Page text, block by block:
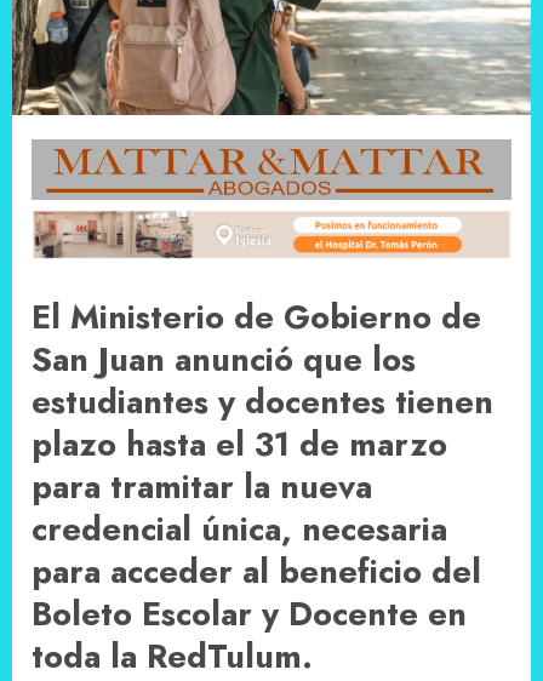
El Ministerio de Gobierno de
San Juan anunció que los
estudiantes y docentes tienen
plazo hasta el 31 de marzo
para tramitar la nueva
credencial única, necesaria
para acceder al beneficio del
Boleto Escolar y Docente en
toda la RedTulum.